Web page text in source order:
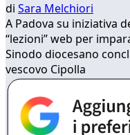
di Sara Melchiori
A Padova su iniziativa
“lezioni” web per
Sinodo diocesano
vescovo Cipolla